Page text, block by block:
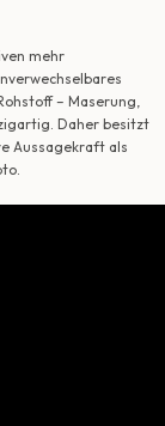
mehr
– Maserung,
Daher besitzt
Aussagekraft als